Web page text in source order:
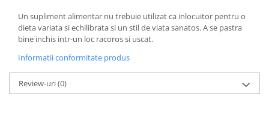
Un supliment alimentar nu trebuie utilizat ca inlocuitor pentru o
dieta variata si echilibrata si un stil de viata sanatos. A se pastra
bine inchis intr-un loc racoros si uscat.
Informatii conformitate produs
Review-uri(0)